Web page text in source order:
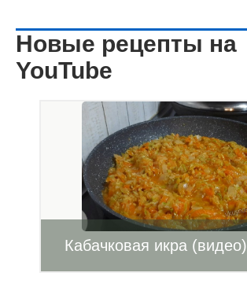
Новые рецепты на
YouTube
Кабачковая икра (видео)